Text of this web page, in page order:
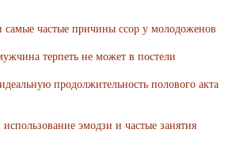
самые частые причины ссор у молодоженов
терпеть не может в постели
продолжительность полового акта
эмодзи и частые занятия